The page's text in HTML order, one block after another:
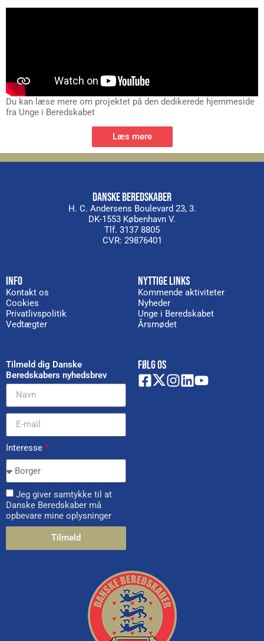
Du kan læse mere om projektet på den dedikerede hjemmeside
fra Unge i Beredskabet
Læs mere
DANSKE BEREDSKABER
H. C. Andersens Boulevard 23, 3.
DK-1553 København V.
Tlf. 3137 8805
CVR: 29876401
INFO
Kontakt os
Cookies
Privatlivspolitik
Vedtægter
NYTTIGE LINKS
Kommende aktiviteter
Nyheder
Unge i Beredskabet
Årsmødet
Tilmeld dig Danske
Beredskabers nyhedsbrev
Interesse *
Jeg giver samtykke til at
Danske Beredskaber må
opbevare mine oplysninger
Tilmeld
FØLG OS